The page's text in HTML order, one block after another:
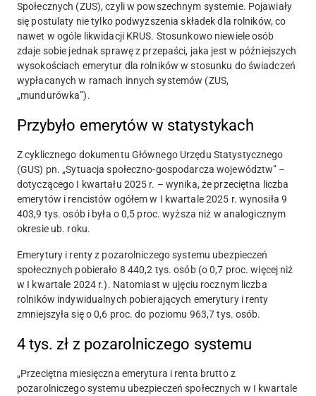
Społecznych (ZUS), czyli w powszechnym systemie. Pojawiały
się postulaty nie tylko podwyższenia składek dla rolników, co
nawet w ogóle likwidacji KRUS. Stosunkowo niewiele osób
zdaje sobie jednak sprawę z przepaści, jaka jest w późniejszych
wysokościach emerytur dla rolników w stosunku do świadczeń
wypłacanych w ramach innych systemów (ZUS,
„mundurówka”).
Przybyło emerytów w statystykach
Z cyklicznego dokumentu Głównego Urzędu Statystycznego
(GUS) pn. „Sytuacja społeczno-gospodarcza województw” –
dotyczącego I kwartału 2025 r. – wynika, że przeciętna liczba
emerytów i rencistów ogółem w I kwartale 2025 r. wynosiła 9
403,9 tys. osób i była o 0,5 proc. wyższa niż w analogicznym
okresie ub. roku.
Emerytury i renty z pozarolniczego systemu ubezpieczeń
społecznych pobierało 8 440,2 tys. osób (o 0,7 proc. więcej niż
w I kwartale 2024 r.). Natomiast w ujęciu rocznym liczba
rolników indywidualnych pobierających emerytury i renty
zmniejszyła się o 0,6 proc. do poziomu 963,7 tys. osób.
4 tys. zł z pozarolniczego systemu
„Przeciętna miesięczna emerytura i renta brutto z
pozarolniczego systemu ubezpieczeń społecznych w I kwartale